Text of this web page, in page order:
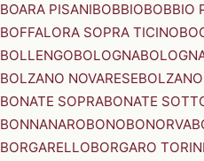
BOARA PISANIBOBBIOBOBBIO
BOFFALORA SOPRA TICINO
BOLLENGOBOLOGNA
BOLZANO NOVARESE
BONATE SOPRABONATE
BONNANAROBONOBONORVA
BORGARELLOBORGARO